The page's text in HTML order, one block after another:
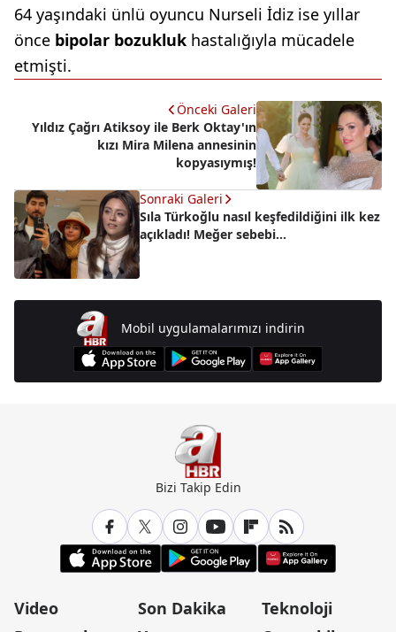
64 yaşındaki ünlü oyuncu Nurseli İdiz ise yıllar
önce bipolar bozukluk hastalığıyla mücadele
etmişti.
Önceki Galeri
Yıldız Çağrı Atiksoy ile Berk Oktay'ın
kızı Mira Milena annesinin
kopyasıymış!
Sonraki Galeri
Sıla Türkoğlu nasıl keşfedildiğini ilk kez
açıkladı! Meğer sebebi...
Mobil uygulamalarımızı indirin
Bizi Takip Edin
Video
Son Dakika
Teknoloji